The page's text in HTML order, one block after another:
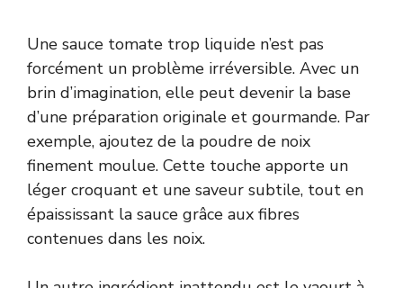
Une sauce tomate trop liquide n’est pas
forcément un problème irréversible. Avec un
brin d’imagination, elle peut devenir la base
d’une préparation originale et gourmande. Par
exemple, ajoutez de la poudre de noix
finement moulue. Cette touche apporte un
léger croquant et une saveur subtile, tout en
épaississant la sauce grâce aux fibres
contenues dans les noix.